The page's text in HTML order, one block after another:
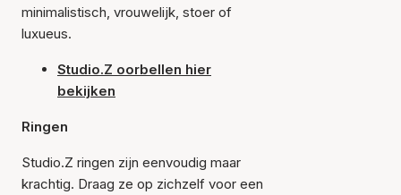
minimalistisch, vrouwelijk, stoer of
luxueus.
Studio.Z oorbellen hier
bekijken
Ringen
Studio.Z ringen zijn eenvoudig maar
krachtig. Draag ze op zichzelf voor een